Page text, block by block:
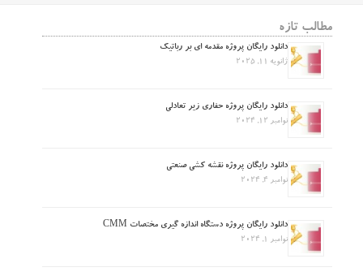
مطالب تازه
دانلود رایگان پروژه مقدمه ای بر رباتیک
ژانویه 11, 2025
دانلود رایگان پروژه حفاری زیر تعادلی
نوامبر 12, 2024
دانلود رایگان پروژه نقشه کشی صنعتی
نوامبر 4, 2024
دانلود رایگان پروژه دستگاه اندازه گیری مختصات CMM
نوامبر 1, 2024